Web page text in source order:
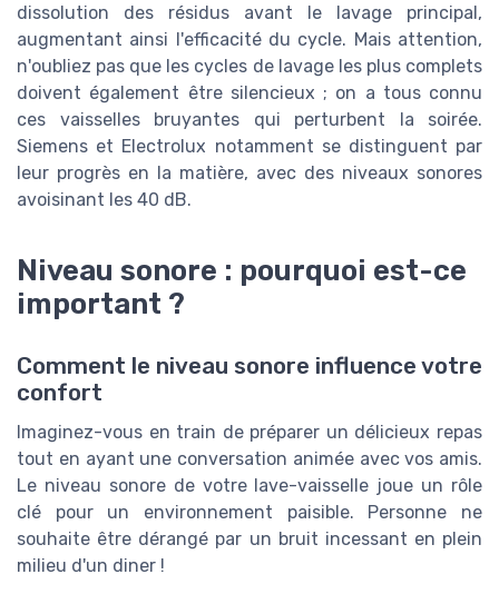
dissolution des résidus avant le lavage principal,
augmentant ainsi l'efficacité du cycle. Mais attention,
n'oubliez pas que les cycles de lavage les plus complets
doivent également être silencieux ; on a tous connu
ces vaisselles bruyantes qui perturbent la soirée.
Siemens et Electrolux notamment se distinguent par
leur progrès en la matière, avec des niveaux sonores
avoisinant les 40 dB.
Niveau sonore : pourquoi est-ce
important ?
Comment le niveau sonore influence votre
confort
Imaginez-vous en train de préparer un délicieux repas
tout en ayant une conversation animée avec vos amis.
Le niveau sonore de votre lave-vaisselle joue un rôle
clé pour un environnement paisible. Personne ne
souhaite être dérangé par un bruit incessant en plein
milieu d'un diner !